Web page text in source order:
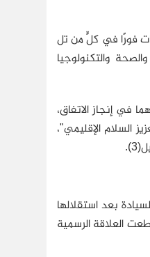
فورًا في كلٍّ من تل
والتكنولوجيا
في إنجاز الاتفاق،
السلام الإقليمي"،
بعد استقلالها
اعترفت بها رسميًّا؛ حيث انقطعت العلاقة الرسمية